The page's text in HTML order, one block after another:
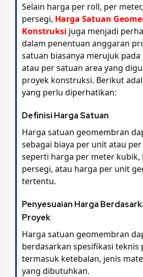
Selain harga per roll, per
persegi, Harga Satuan
Konstruksi juga menjadi
dalam penentuan anggaran
satuan biasanya merujuk
atau per satuan area yang
proyek konstruksi. Berikut
yang perlu diperhatikan:
Definisi Harga Satuan
Harga satuan geomembran
sebagai biaya per unit atau
seperti harga per meter
persegi, atau harga per unit
tertentu.
Penyesuaian Harga
Proyek
Harga satuan geomembran
berdasarkan spesifikasi teknis
termasuk ketebalan, jenis
yang dibutuhkan.